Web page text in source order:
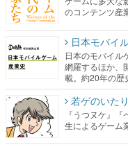
のコンテンツ産
日本モバイ
日本のモバイル
網羅するほか、
載。約20年の歴
若ゲのいた
『うつヌケ』
生によるゲーム